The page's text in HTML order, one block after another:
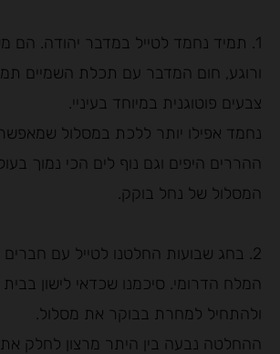
1. תמיד נחמד לטייל במדבר יהודה. הם
ורוגע, חום המדבר עם תכלת השמיים
צבעים פוטוגנית במיוחד בעיניי.
נחמד אפילו יותר ללכת במסלול
ההררים היפים וגם נוף לים הכי נמוך
המסלול של נחל בוקק.
2. בחג שבועות החלטנו לטייל עם חברים
המלח הדרומי. סיכמנו שכדאי לישון
ולהתחיל למחרת בבוקר את מסלול.
ההחלטה נבעה בין היתר מרצון לחלק